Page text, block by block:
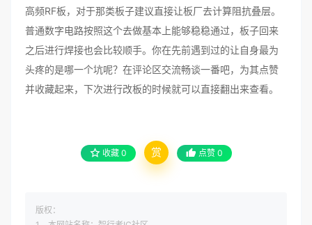
高频RF板，对于那类板子建议直接让板厂去计算阻抗叠层。
普通数字电路按照这个去做基本上能够稳稳通过，板子回来
之后进行焊接也会比较顺手。你在先前遇到过的让自身最为
头疼的是哪一个坑呢？在评论区交流畅谈一番吧，为其点赞
并收藏起来，下次进行改板的时候就可以直接翻出来查看。
收藏 0 赏 点赞 0
版权：